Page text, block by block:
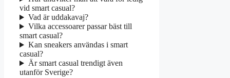
vid smart casual?
Vad är uddakavaj?
Vilka accessoarer passar bäst till
smart casual?
Kan sneakers användas i smart
casual?
Är smart casual trendigt även
utanför Sverige?